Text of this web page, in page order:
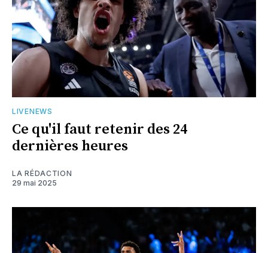
LIVENEWS
Ce qu'il faut retenir des 24
dernières heures
LA RÉDACTION
29 mai 2025